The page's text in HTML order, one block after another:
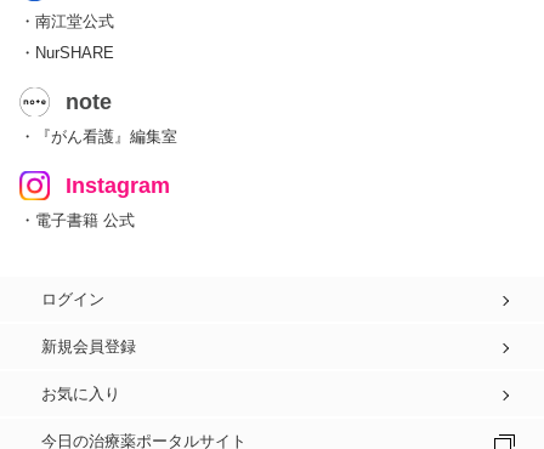
・南江堂公式
・NurSHARE
note
・『がん看護』編集室
Instagram
・電子書籍 公式
ログイン
新規会員登録
お気に入り
今日の治療薬ポータルサイト